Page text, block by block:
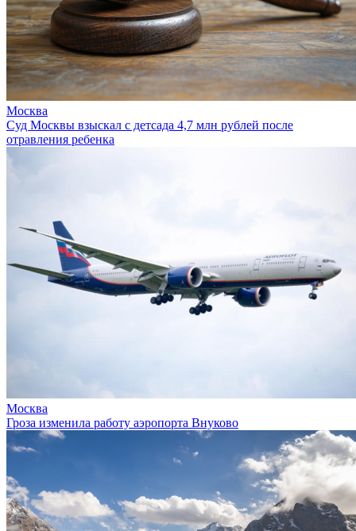
Москва
Суд Москвы взыскал с детсада 4,7 млн рублей после
отравления ребенка
Москва
Гроза изменила работу аэропорта Внуково